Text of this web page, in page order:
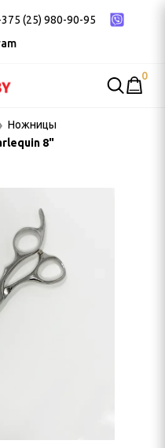
(25) 980-90-95
0
Ножницы
8"